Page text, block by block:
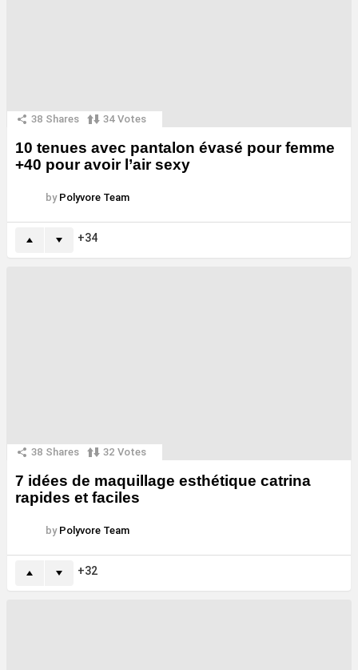
38 Shares 34 Votes
10 tenues avec pantalon évasé pour femme
+40 pour avoir l’air sexy
by Polyvore Team
34
38 Shares 32 Votes
7 idées de maquillage esthétique catrina
rapides et faciles
by Polyvore Team
32